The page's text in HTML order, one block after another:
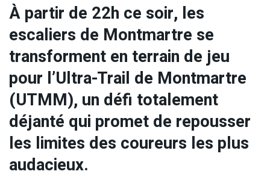
À partir de 22h ce soir, les
escaliers de Montmartre se
transforment en terrain de jeu
pour l’Ultra-Trail de Montmartre
(UTMM), un défi totalement
déjanté qui promet de repousser
les limites des coureurs les plus
audacieux.